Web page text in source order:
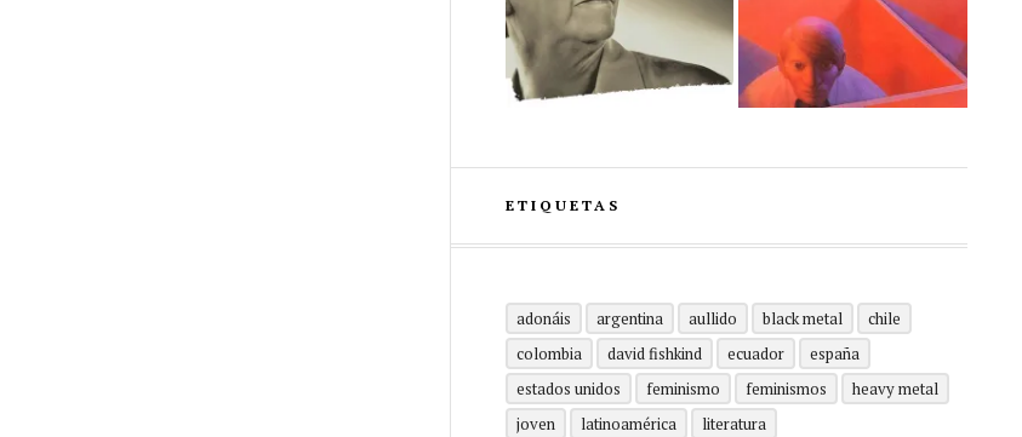
ETIQUETAS
adonáis argentina aullido black metal
chile
colombia
david fishkind ecuador
españa
estados unidos
feminismo feminismos
heavy metal
joven
latinoamérica
literatura